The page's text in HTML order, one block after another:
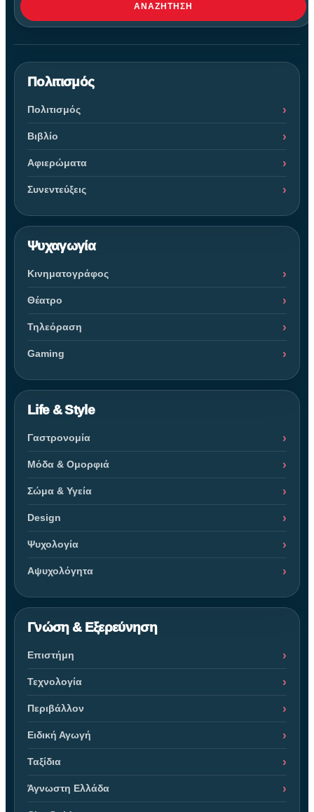
ΑΝΑΖΉΤΗΣΗ
Πολιτισμός
Πολιτισμός
Βιβλίο
Αφιερώματα
Συνεντεύξεις
Ψυχαγωγία
Κινηματογράφος
Θέατρο
Τηλεόραση
Gaming
Life & Style
Γαστρονομία
Μόδα & Ομορφιά
Σώμα & Υγεία
Design
Ψυχολογία
Αψυχολόγητα
Γνώση & Εξερεύνηση
Επιστήμη
Τεχνολογία
Περιβάλλον
Ειδική Αγωγή
Ταξίδια
Άγνωστη Ελλάδα